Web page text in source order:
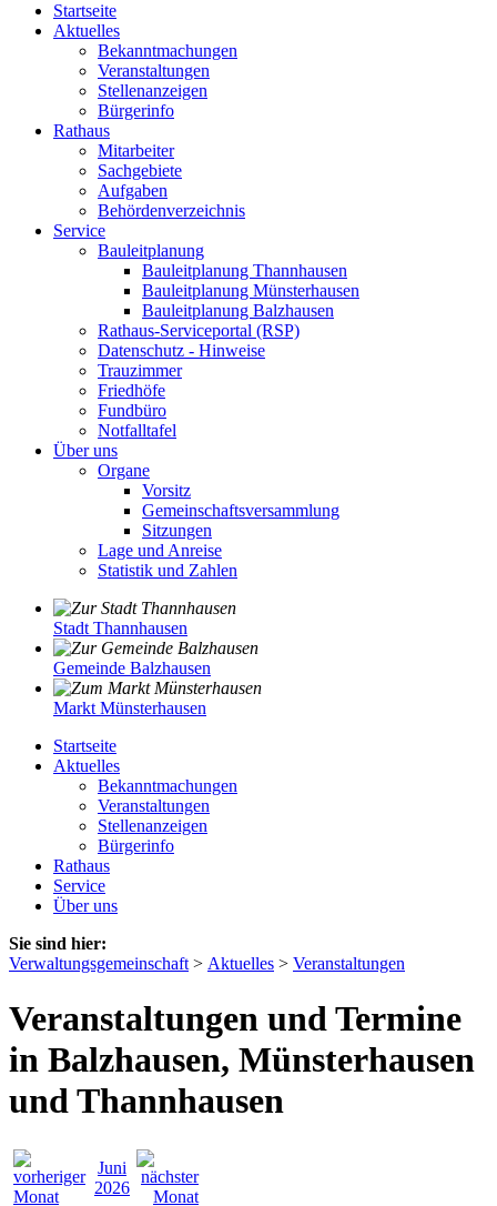
Startseite
Aktuelles
Bekanntmachungen
Veranstaltungen
Stellenanzeigen
Bürgerinfo
Rathaus
Mitarbeiter
Sachgebiete
Aufgaben
Behördenverzeichnis
Service
Bauleitplanung
Bauleitplanung Thannhausen
Bauleitplanung Münsterhausen
Bauleitplanung Balzhausen
Rathaus-Serviceportal (RSP)
Datenschutz - Hinweise
Trauzimmer
Friedhöfe
Fundbüro
Notfalltafel
Über uns
Organe
Vorsitz
Gemeinschaftsversammlung
Sitzungen
Lage und Anreise
Statistik und Zahlen
Stadt Thannhausen
Gemeinde Balzhausen
Markt Münsterhausen
Startseite
Aktuelles
Bekanntmachungen
Veranstaltungen
Stellenanzeigen
Bürgerinfo
Rathaus
Service
Über uns
Sie sind hier:
Verwaltungsgemeinschaft > Aktuelles > Veranstaltungen
Veranstaltungen und Termine
in Balzhausen, Münsterhausen
und Thannhausen
Juni
2026